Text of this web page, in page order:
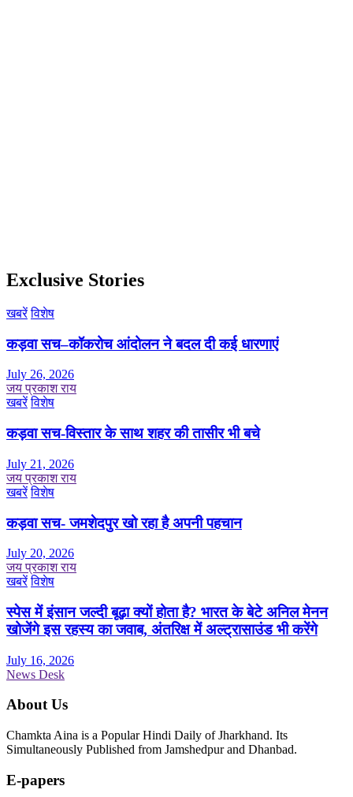
Exclusive Stories
खबरें विशेष
कड़वा सच–कॉकरोच आंदोलन ने बदल दी कई धारणाएं
July 26, 2026
जय प्रकाश राय
खबरें विशेष
कड़वा सच-विस्तार के साथ शहर की तासीर भी बचे
July 21, 2026
जय प्रकाश राय
खबरें विशेष
कड़वा सच- जमशेदपुर खो रहा है अपनी पहचान
July 20, 2026
जय प्रकाश राय
खबरें विशेष
स्पेस में इंसान जल्दी बूढ़ा क्यों होता है? भारत के बेटे अनिल मेनन
खोजेंगे इस रहस्य का जवाब, अंतरिक्ष में अल्ट्रासाउंड भी करेंगे
July 16, 2026
News Desk
About Us
Chamkta Aina is a Popular Hindi Daily of Jharkhand. Its
Simultaneously Published from Jamshedpur and Dhanbad.
E-papers